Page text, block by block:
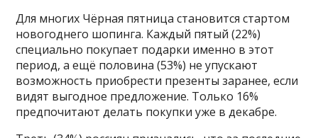
Для многих Чёрная пятница становится стартом
новогоднего шопинга. Каждый пятый (22%)
специально покупает подарки именно в этот
период, а ещё половина (53%) не упускают
возможность приобрести презенты заранее, если
видят выгодное предложение. Только 16%
предпочитают делать покупки уже в декабре.